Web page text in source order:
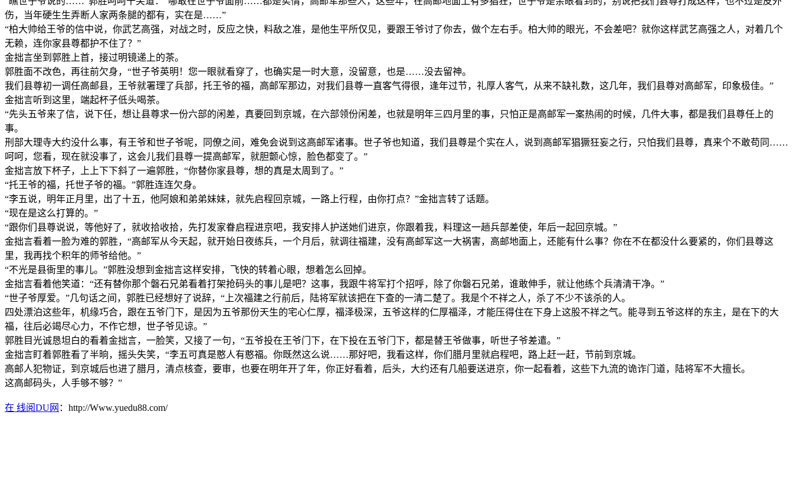
伤，当年硬生生弄断人家两条腿的都有，实在是……”
“柏大帅给王爷的信中说，你武艺高强，对战之时，反应之快，料敌之准，是他生平所仅见，要跟王爷讨了你去，做个左右手。柏大帅的眼光，不会差吧？就你这样武艺高强之人，对着几个
无赖，连你家县尊都护不住了？”
金拙言坐到郭胜上首，接过明镜递上的茶。
郭胜面不改色，再往前欠身，“世子爷英明！您一眼就看穿了，也确实是一时大意，没留意，也是……没去留神。
我们县尊初一调任高邮县，王爷就署理了兵部，托王爷的福，高邮军那边，对我们县尊一直客气得很，逢年过节，礼厚人客气，从来不缺礼数，这几年，我们县尊对高邮军，印象极佳。”
金拙言听到这里，端起杯子低头喝茶。
“先头五爷来了信，说下任，想让县尊求一份六部的闲差，真要回到京城，在六部领份闲差，也就是明年三四月里的事，只怕正是高邮军一案热闹的时候，几件大事，都是我们县尊任上的
事。
刑部大理寺大约没什么事，有王爷和世子爷呢，同僚之间，难免会说到这高邮军诸事。世子爷也知道，我们县尊是个实在人，说到高邮军猖獗狂妄之行，只怕我们县尊，真来个不敢苟同……
呵呵，您看，现在就没事了，这会儿我们县尊一提高邮军，就胆颤心惊，脸色都变了。”
金拙言放下杯子，上上下下斜了一遍郭胜，“你替你家县尊，想的真是太周到了。”
“托王爷的福，托世子爷的福。”郭胜连连欠身。
“李五说，明年正月里，出了十五，他阿娘和弟弟妹妹，就先启程回京城，一路上行程，由你打点？”金拙言转了话题。
“现在是这么打算的。”
“跟你们县尊说说，等他好了，就收拾收拾，先打发家眷启程进京吧，我安排人护送她们进京，你跟着我，料理这一趟兵部差使，年后一起回京城。”
金拙言看着一脸为难的郭胜，“高邮军从今天起，就开始日夜练兵，一个月后，就调往福建，没有高邮军这一大祸害，高邮地面上，还能有什么事？你在不在都没什么要紧的，你们县尊这
里，我再找个积年的师爷给他。”
“不光是县衙里的事儿。”郭胜没想到金拙言这样安排，飞快的转着心眼，想着怎么回掉。
金拙言看着他笑道：“还有替你那个磐石兄弟看着打架抢码头的事儿是吧？这事，我跟牛将军打个招呼，除了你磐石兄弟，谁敢伸手，就让他练个兵清清干净。”
“世子爷厚爱。”几句话之间，郭胜已经想好了说辞，“上次福建之行前后，陆将军就该把在下查的一清二楚了。我是个不祥之人，杀了不少不该杀的人。
四处漂泊这些年，机缘巧合，跟在五爷门下，是因为五爷那份天生的宅心仁厚，福泽极深，五爷这样的仁厚福泽，才能压得住在下身上这股不祥之气。能寻到五爷这样的东主，是在下的大
福，往后必竭尽心力，不作它想，世子爷见谅。”
郭胜目光诚恳坦白的看着金拙言，一脸笑，又接了一句，“五爷投在王爷门下，在下投在五爷门下，都是替王爷做事，听世子爷差遣。”
金拙言盯着郭胜看了半晌，摇头失笑，“李五可真是憨人有憨福。你既然这么说……那好吧，我看这样，你们腊月里就启程吧，路上赶一赶，节前到京城。
高邮人犯物证，到京城后也进了腊月，清点核查，要审，也要在明年开了年，你正好看着，后头，大约还有几船要送进京，你一起看着，这些下九流的诡诈门道，陆将军不大擅长。
这高邮码头，人手够不够？”
在 线阅DU网 ：http://Www.yuedu88.com/